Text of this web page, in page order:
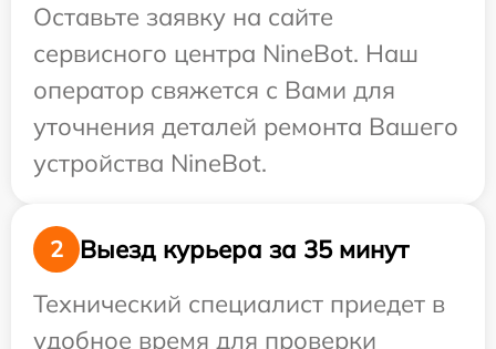
Оставьте заявку на сайте
сервисного центра NineBot. Наш
оператор свяжется с Вами для
уточнения деталей ремонта Вашего
устройства NineBot.
2
Выезд курьера за 35 минут
Технический специалист приедет в
удобное время для проверки